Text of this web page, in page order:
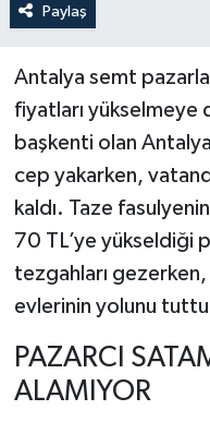
Paylaş
Antalya semt
fiyatları yükselmeye
başkenti olan
cep yakarken,
kaldı. Taze fasulyenin
70 TL’ye yükseldiği
tezgahları
evlerinin yolunu
PAZARCI
ALAMIYOR